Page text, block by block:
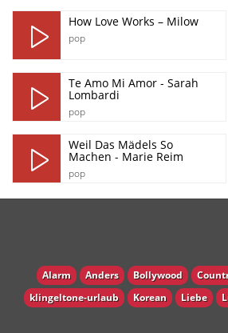
How Love Works – Milow
pop
Te Amo Mi Amor - Sarah
Lombardi
pop
Weil Das Mädels So
Machen - Marie Reim
pop
Alarm Anders Bollywood
klingeltone-urlaub
Korean Liebe